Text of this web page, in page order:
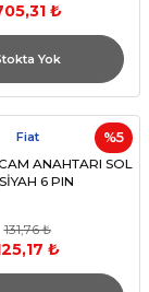
₺
Yok
%5
Fiat
ANAHTARI SOL
6 PIN
131,76 ₺
₺